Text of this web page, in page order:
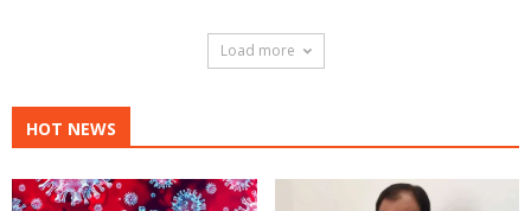
Load more
HOT NEWS